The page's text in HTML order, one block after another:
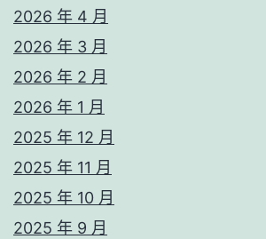
2026 年 4 月
2026 年 3 月
2026 年 2 月
2026 年 1 月
2025 年 12 月
2025 年 11 月
2025 年 10 月
2025 年 9 月